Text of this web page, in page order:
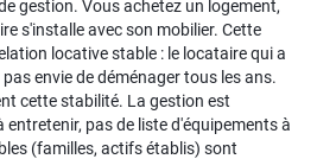
gestion. Vous achetez un logement,
s'installe avec son mobilier. Cette
locative stable : le locataire qui a
envie de déménager tous les ans.
cette stabilité. La gestion est
entretenir, pas de liste d'équipements à
(familles, actifs établis) sont